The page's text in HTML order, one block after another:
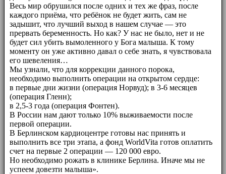
Весь мир обрушился после одних и тех же фраз, после
каждого приёма, что ребёнок не будет жить, сам не
задышит, что лучший выход в нашем случае — это
прервать беременность. Но как? У нас не было, нет и не
будет сил убить вымоленного у Бога малыша. К тому
моменту он уже активно давал о себе знать, я чувствовала
его шевеления…
Мы узнали, что для коррекции данного порока,
необходимо выполнить операции на открытом сердце:
в первые дни жизни (операция Норвуд); в 3-6 месяцев
(операция Гленн);
в 2,5-3 года (операция Фонтен).
В России нам дают только 10% выживаемости после
первой операции.
В Берлинском кардиоцентре готовы нас принять и
выполнить все три этапа, а фонд WorldVita готов оплатить
счет на первые 2 операции — 120 000 евро.
Но необходимо рожать в клинике Берлина. Иначе мы не
успеем довезти малыша».